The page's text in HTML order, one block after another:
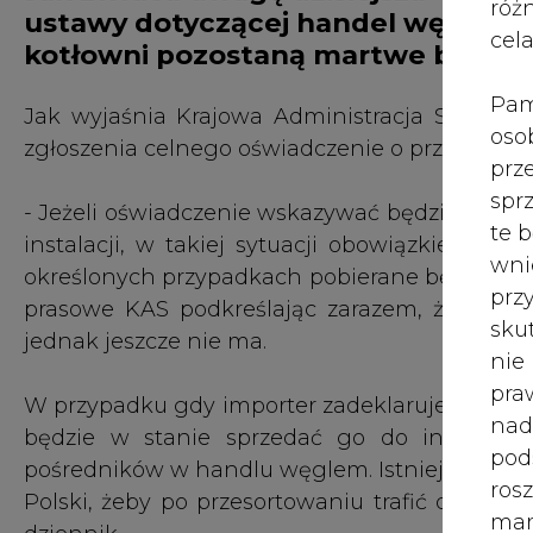
te
nie
ustawy dotyczącej handel węglem
kotłowni pozostaną martwe bez
Jak wyjaśnia Krajowa Administracja
zgłoszenia celnego oświadczenie o
- Jeżeli oświadczenie wskazywać będzie na
instalacji, w takiej sytuacji obowiązkiem
określonych przypadkach pobierane będą
prasowe KAS podkreślając zarazem, że
jednak jeszcze nie ma.
W przypadku gdy importer zadeklaruje, że
będzie w stanie sprzedać go do
pośredników w handlu węglem. Istnieje
Polski, żeby po przesortowaniu trafić do